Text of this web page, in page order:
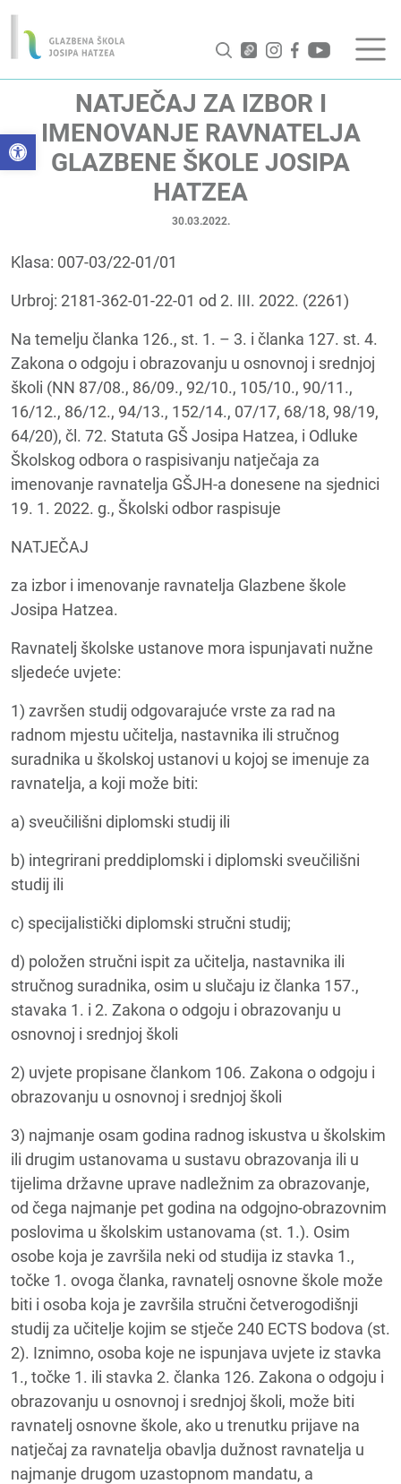
Open toolbar
NATJEČAJ ZA IZBOR I
IMENOVANJE RAVNATELJA
GLAZBENE ŠKOLE JOSIPA
HATZEA
30.03.2022.
Klasa: 007-03/22-01/01
Urbroj: 2181-362-01-22-01 od 2. III. 2022. (2261)
Na temelju članka 126., st. 1. – 3. i članka 127. st. 4.
Zakona o odgoju i obrazovanju u osnovnoj i srednjoj
školi (NN 87/08., 86/09., 92/10., 105/10., 90/11.,
16/12., 86/12., 94/13., 152/14., 07/17, 68/18, 98/19,
64/20), čl. 72. Statuta GŠ Josipa Hatzea, i Odluke
Školskog odbora o raspisivanju natječaja za
imenovanje ravnatelja GŠJH-a donesene na sjednici
19. 1. 2022. g., Školski odbor raspisuje
NATJEČAJ
za izbor i imenovanje ravnatelja Glazbene škole
Josipa Hatzea.
Ravnatelj školske ustanove mora ispunjavati nužne
sljedeće uvjete:
1) završen studij odgovarajuće vrste za rad na
radnom mjestu učitelja, nastavnika ili stručnog
suradnika u školskoj ustanovi u kojoj se imenuje za
ravnatelja, a koji može biti:
a) sveučilišni diplomski studij ili
b) integrirani preddiplomski i diplomski sveučilišni
studij ili
c) specijalistički diplomski stručni studij;
d) položen stručni ispit za učitelja, nastavnika ili
stručnog suradnika, osim u slučaju iz članka 157.,
stavaka 1. i 2. Zakona o odgoju i obrazovanju u
osnovnoj i srednjoj školi
2) uvjete propisane člankom 106. Zakona o odgoju i
obrazovanju u osnovnoj i srednjoj školi
3) najmanje osam godina radnog iskustva u školskim
ili drugim ustanovama u sustavu obrazovanja ili u
tijelima državne uprave nadležnim za obrazovanje,
od čega najmanje pet godina na odgojno-obrazovnim
poslovima u školskim ustanovama (st. 1.). Osim
osobe koja je završila neki od studija iz stavka 1.,
točke 1. ovoga članka, ravnatelj osnovne škole može
biti i osoba koja je završila stručni četverogodišnji
studij za učitelje kojim se stječe 240 ECTS bodova (st.
2). Iznimno, osoba koje ne ispunjava uvjete iz stavka
1., točke 1. ili stavka 2. članka 126. Zakona o odgoju i
obrazovanju u osnovnoj i srednjoj školi, može biti
ravnatelj osnovne škole, ako u trenutku prijave na
natječaj za ravnatelja obavlja dužnost ravnatelja u
najmanje drugom uzastopnom mandatu, a